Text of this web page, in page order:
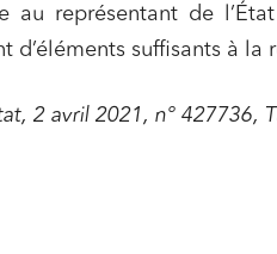
au représentant de
d’éléments suffisants à la
2 avril 2021, n° 427736,